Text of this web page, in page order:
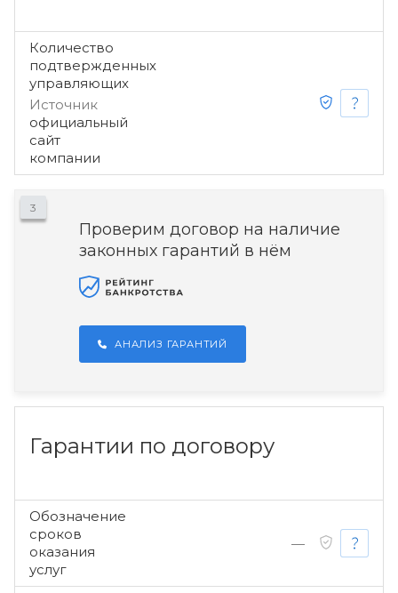
Количество
подтвержденных
управляющих
Источник
официальный
сайт
компании
3
Проверим договор на наличие
законных гарантий в нём
АНАЛИЗ ГАРАНТИЙ
Гарантии по договору
Обозначение
сроков
оказания
услуг
—